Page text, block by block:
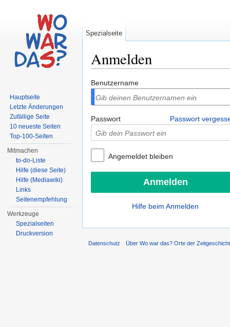
Anmelden
Benutzername
Passwort Passwort
Angemeldet bleiben
Hilfe beim Anmelden
Spezialseite
Hauptseite
Letzte Änderungen
Zufällige Seite
10 neueste Seiten
Top-100-Seiten
Mitmachen
to-do-Liste
Hilfe (diese Seite)
Hilfe (Mediawiki)
Links
Seitenempfehlung
Werkzeuge
Spezialseiten
Druckversion
Datenschutz Über Wo war das? Orte der